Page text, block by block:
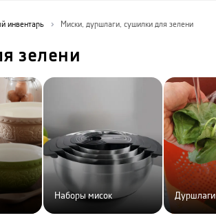
инвентарь Миски, дуршлаги, сушилки для зелени
зелени
Наборы мисок Дуршлаги